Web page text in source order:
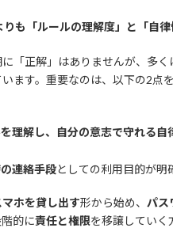
も「ルールの理解度」と「自律
「正解」はありませんが、多く
ます。重要なのは、以下の2点
理解し、自分の意志で守れる自
連絡手段としての利用目的が明
ホを貸し出す形から始め、 パス
的に責任と権限を移譲していく